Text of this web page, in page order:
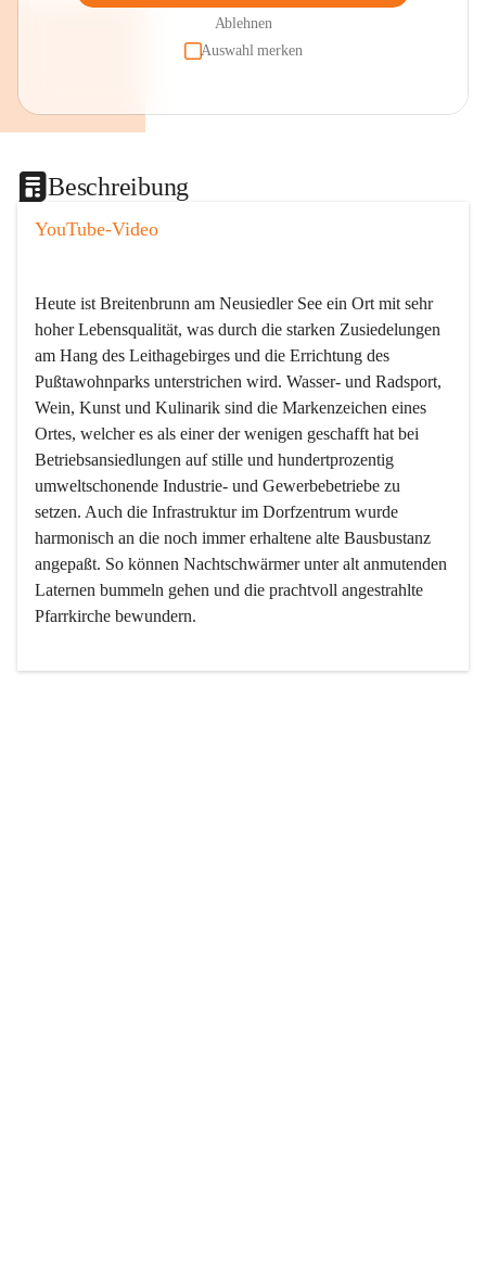
Ablehnen
Auswahl merken
Beschreibung
YouTube-Video
Heute ist Breitenbrunn am Neusiedler See ein Ort mit sehr
hoher Lebensqualität, was durch die starken Zusiedelungen
am Hang des Leithagebirges und die Errichtung des
Pußtawohnparks unterstrichen wird. Wasser- und Radsport,
Wein, Kunst und Kulinarik sind die Markenzeichen eines
Ortes, welcher es als einer der wenigen geschafft hat bei
Betriebsansiedlungen auf stille und hundertprozentig
umweltschonende Industrie- und Gewerbebetriebe zu
setzen. Auch die Infrastruktur im Dorfzentrum wurde
harmonisch an die noch immer erhaltene alte Bausbustanz
angepaßt. So können Nachtschwärmer unter alt anmutenden
Laternen bummeln gehen und die prachtvoll angestrahlte
Pfarrkirche bewundern.
Der Weinbau dominert heute nicht mehr, ist aber integrativer